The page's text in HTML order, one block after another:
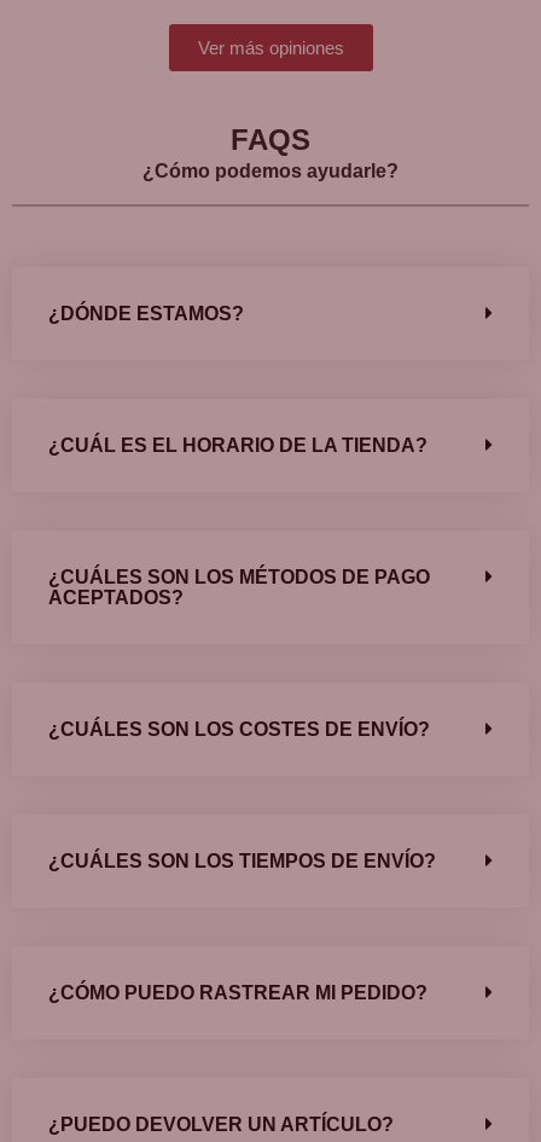
Ver más opiniones
FAQS
¿Cómo podemos ayudarle?
¿DÓNDE ESTAMOS?
¿CUÁL ES EL HORARIO DE LA TIENDA?
¿CUÁLES SON LOS MÉTODOS DE PAGO
ACEPTADOS?
¿CUÁLES SON LOS COSTES DE ENVÍO?
¿CUÁLES SON LOS TIEMPOS DE ENVÍO?
¿CÓMO PUEDO RASTREAR MI PEDIDO?
¿PUEDO DEVOLVER UN ARTÍCULO?